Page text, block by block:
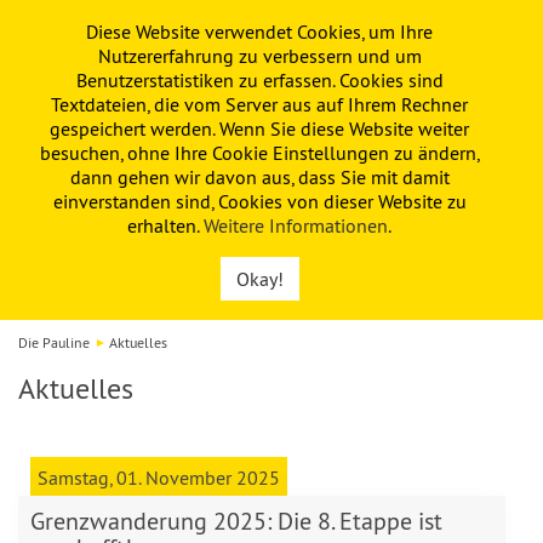
PAULINE KITA FÖRDERVEREIN
Die Pauline Aktuelles
Aktuelles
Samstag, 01. November 2025
Grenzwanderung 2025: Die 8. Etappe ist
Diese Website verwendet Cookies, um Ihre
Nutzererfahrung zu verbessern und um
Benutzerstatistiken zu erfassen. Cookies sind
Textdateien, die vom Server aus auf Ihrem Rechner
gespeichert werden. Wenn Sie diese Website weiter
besuchen, ohne Ihre Cookie Einstellungen zu ändern,
dann gehen wir davon aus, dass Sie mit damit
einverstanden sind, Cookies von dieser Website zu
erhalten.Weitere Informationen.
Okay!